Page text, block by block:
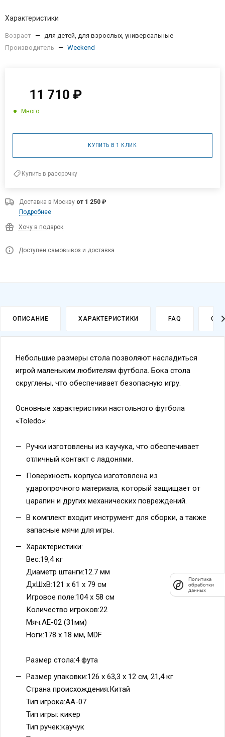
Характеристики
Возраст — для детей, для взрослых, универсальные
Производитель
— Weekend
11 710 ₽
Много
КУПИТЬ В 1 КЛИК
Купить в рассрочку
Доставка в Москву от 1 250 ₽
Подробнее
Хочу в подарок
Доступен самовывоз и доставка
ОПИСАНИЕ ХАРАКТЕРИСТИКИ FAQ
Небольшие размеры стола позволяют насладиться
игрой маленьким любителям футбола. Бока стола
скруглены, что обеспечивает безопасную игру.
Основные характеристики настольного футбола
«Toledo»:
Ручки изготовлены из каучука, что обеспечивает
отличный контакт с ладонями.
Поверхность корпуса изготовлена из
ударопрочного материала, который защищает от
царапин и других механических повреждений.
В комплект входит инструмент для сборки, а также
запасные мячи для игры.
Характеристики:
Вес:19,4 кг
Диаметр штанги:12.7 мм
ДхШхВ:121 x 61 x 79 см
Игровое поле:104 х 58 см
Количество игроков:22
Мяч:AE-02 (31мм)
Ноги:178 x 18 мм, MDF
Размер стола:4 фута
Размер упаковки:126 х 63,3 х 12 см, 21,4 кг
Страна происхождения:Китай
Тип игрока:AA-07
Тип игры: кикер
Тип ручек:каучук
Политика
обработки
данных